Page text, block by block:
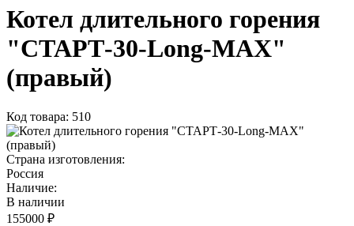
Котел длительного горения
"СТАРТ-30-Long-MAX"
(правый)
Код товара: 510
Страна изготовления:
Россия
Наличие:
В наличии
155000 ₽